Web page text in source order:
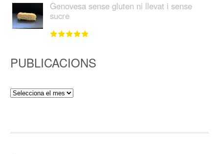
Genovesa sense gluten ni llevat i sense
sucre
PUBLICACIONS
Publicacions